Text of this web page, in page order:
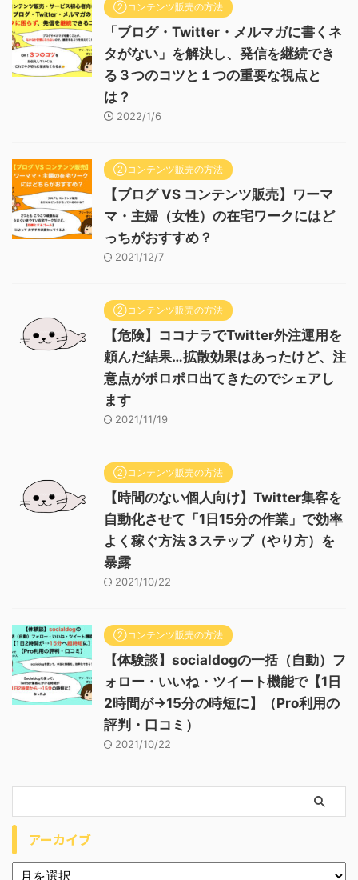
②コンテンツ販売の方法
「ブログ・Twitter・メルマガに書くネ
タがない」を解決し、発信を継続でき
る３つのコツと１つの重要な視点と
は？
2022/1/6
②コンテンツ販売の方法
【ブログ VS コンテンツ販売】ワーマ
マ・主婦（女性）の在宅ワークにはど
っちがおすすめ？
2021/12/7
②コンテンツ販売の方法
【危険】ココナラでTwitter外注運用を
頼んだ結果…拡散効果はあったけど、注
意点がポロポロ出てきたのでシェアし
ます
2021/11/19
②コンテンツ販売の方法
【時間のない個人向け】Twitter集客を
自動化させて「1日15分の作業」で効率
よく稼ぐ方法３ステップ（やり方）を
暴露
2021/10/22
②コンテンツ販売の方法
【体験談】socialdogの一括（自動）フ
ォロー・いいね・ツイート機能で【1日
2時間が→15分の時短に】（Pro利用の
評判・口コミ）
2021/10/22
アーカイブ